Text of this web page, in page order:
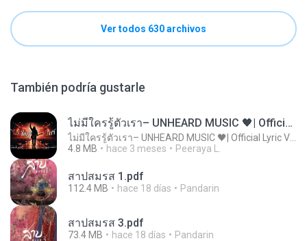
Ver todos 630 archivos
También podría gustarle
ไม่มีใครรู้ตัวเรา– UNHEARD MUSIC 🖤| Official Lyric Video | เพลงสู้ชีวิต
4.8 MB
hace 3 meses Peeraya L.
สาปสมรส 1.pdf
112.4 MB hace 18 días Pandarin
สาปสมรส 3.pdf
73.4 MB hace 18 días Pandarin